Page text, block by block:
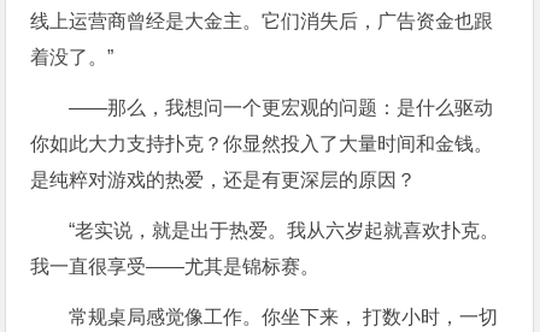
线上运营商曾经是大金主。它们消失后，广告资金也跟
着没了。”
——那么，我想问一个更宏观的问题：是什么驱动
你如此大力支持扑克？你显然投入了大量时间和金钱。
是纯粹对游戏的热爱，还是有更深层的原因？
“老实说，就是出于热爱。我从六岁起就喜欢扑克。
我一直很享受——尤其是锦标赛。
常规桌局感觉像工作。你坐下来， 打数小时，一切